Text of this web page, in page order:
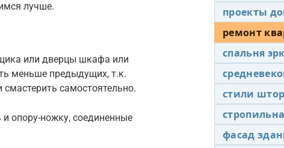
лучше.
или дверцы шкафа или
меньше предыдущих, т.к.
самостоятельно.
опору-ножку, соединенные
проекты
ремонт
спальня
стили штор
фасад